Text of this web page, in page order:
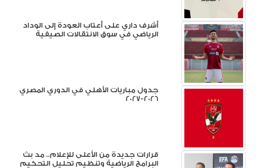
أشرف داري على أعتاب العودة إلى الوداد
الرياضي في سوق الانتقالات الصيفية
جدول مباريات الأهلي في الدوري المصري
2026-2027
قرارات جديدة من الأعلى للإعلام.. مد بث
البرامج الرياضية وتنظيم تحليل التحكيم